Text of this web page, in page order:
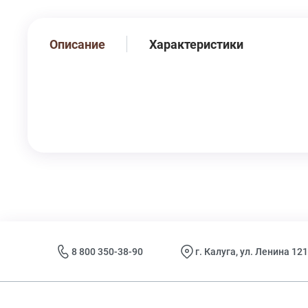
Описание Характеристики
8 800 350-38-90 г. Калуга, ул. Ленина 121